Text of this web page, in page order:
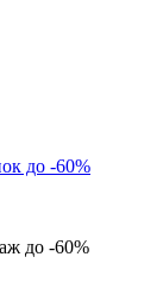
до -60%
до -60%